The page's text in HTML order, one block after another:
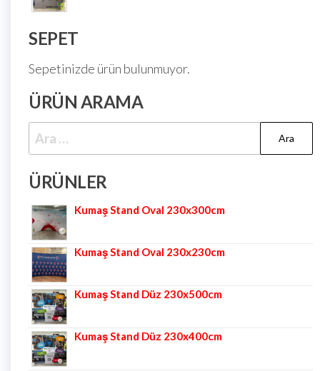
SEPET
Sepetinizde ürün bulunmuyor.
ÜRÜN ARAMA
ÜRÜNLER
Kumaş Stand Oval 230x300cm
Kumaş Stand Oval 230x230cm
Kumaş Stand Düz 230x500cm
Kumaş Stand Düz 230x400cm